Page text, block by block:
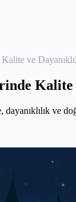
ve
Kalite
ve